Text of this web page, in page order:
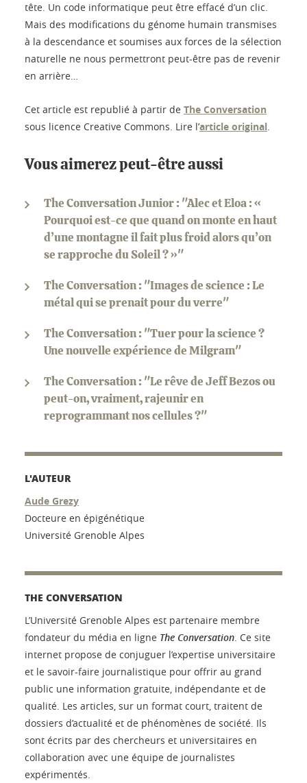
tête. Un code informatique peut être effacé d’un clic.
Mais des modifications du génome humain transmises
à la descendance et soumises aux forces de la sélection
naturelle ne nous permettront peut-être pas de revenir
en arrière…
Cet article est republié à partir de The Conversation
sous licence Creative Commons. Lire l’article original.
Vous aimerez peut-être aussi
The Conversation Junior : "Alec et Eloa : «
Pourquoi est-ce que quand on monte en haut
d’une montagne il fait plus froid alors qu’on
se rapproche du Soleil ? »"
The Conversation : "Images de science : Le
métal qui se prenait pour du verre"
The Conversation : "Tuer pour la science ?
Une nouvelle expérience de Milgram"
The Conversation : "Le rêve de Jeff Bezos ou
peut-on, vraiment, rajeunir en
reprogrammant nos cellules ?"
L'AUTEUR
Aude Grezy
Docteure en épigénétique
Université Grenoble Alpes
THE CONVERSATION
L’Université Grenoble Alpes est partenaire membre
fondateur du média en ligne The Conversation. Ce site
internet propose de conjuguer l’expertise universitaire
et le savoir-faire journalistique pour offrir au grand
public une information gratuite, indépendante et de
qualité. Les articles, sur un format court, traitent de
dossiers d’actualité et de phénomènes de société. Ils
sont écrits par des chercheurs et universitaires en
collaboration avec une équipe de journalistes
expérimentés.